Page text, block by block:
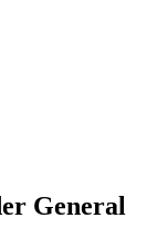
General